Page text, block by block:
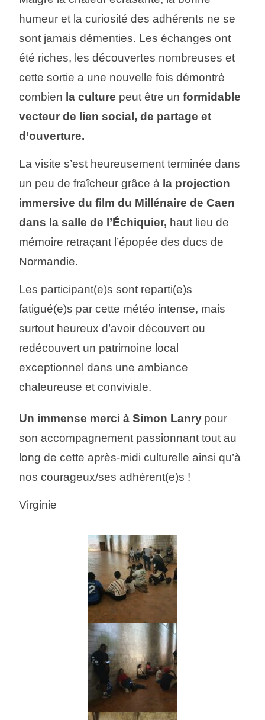
humeur et la curiosité des adhérents ne se
sont jamais démenties. Les échanges ont
été riches, les découvertes nombreuses et
cette sortie a une nouvelle fois démontré
combien la culture peut être unformidable
vecteur de lien social, de partage et
d’ouverture.
La visite s’est heureusement terminée dans
un peu de fraîcheur grâce à la projection
immersive du film du Millénaire de Caen
dans la salle de l’Échiquier, haut lieu de
mémoire retraçant l’épopée des ducs de
Normandie.
Les participant(e)s sont reparti(e)s
fatigué(e)s par cette météo intense, mais
surtout heureux d’avoir découvert ou
redécouvert un patrimoine local
exceptionnel dans une ambiance
chaleureuse et conviviale.
Un immense merci à Simon Lanry pour
son accompagnement passionnant tout au
long de cette après-midi culturelle ainsi qu’à
nos courageux/ses adhérent(e)s !
Virginie